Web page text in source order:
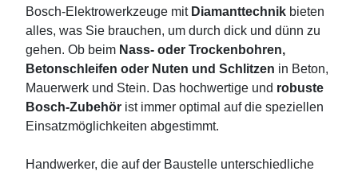
Bosch-Elektrowerkzeuge mit Diamanttechnik bieten
alles, was Sie brauchen, um durch dick und dünn zu
gehen. Ob beim Nass- oder Trockenbohren,
Betonschleifen oder Nuten und Schlitzen in Beton,
Mauerwerk und Stein. Das hochwertige und robuste
Bosch-Zubehör ist immer optimal auf die speziellen
Einsatzmöglichkeiten abgestimmt.
Handwerker, die auf der Baustelle unterschiedliche